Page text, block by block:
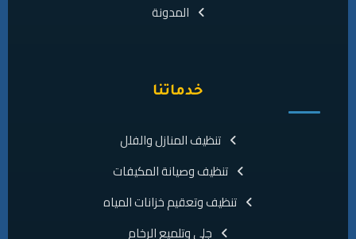
المدونة
خدماتنا
تنظيف المنازل والفلل
تنظيف وصيانة المكيفات
تنظيف وتعقيم خزانات المياه
جلي وتلميع الرخام